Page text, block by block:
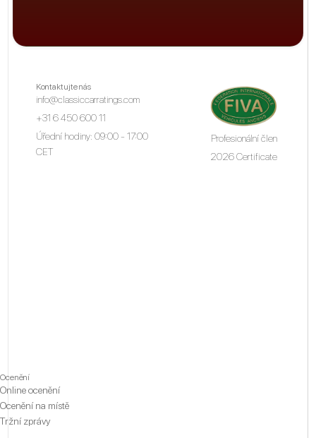
Kontaktujte nás
info@classiccarratings.com
+31 6 450 600 11
Úřední hodiny: 09:00 - 17:00
CET
Profesionální člen
2026 Certificate
Ocenění
Online ocenění
Ocenění na místě
Tržní zprávy